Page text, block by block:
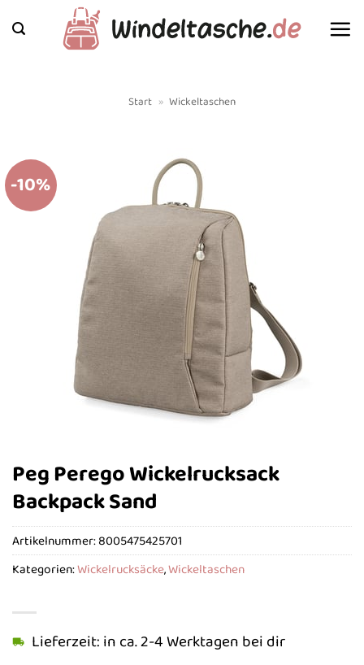
Inhalt
Start » Wickeltaschen
-10%
Peg Perego Wickelrucksack
Backpack Sand
Lieferzeit: in ca. 2-4 Werktagen bei dir
Artikelnummer:8005475425701
Kategorien:Wickelrucksäcke,Wickeltaschen